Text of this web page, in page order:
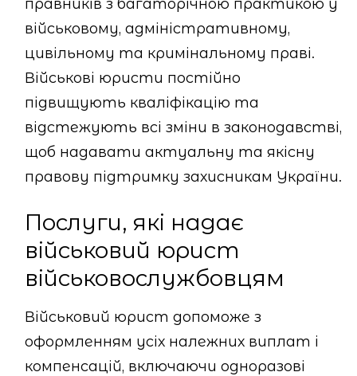
правників з багаторічною практикою у
військовому, адміністративному,
цивільному та кримінальному праві.
Військові юристи постійно
підвищують кваліфікацію та
відстежують всі зміни в законодавстві,
щоб надавати актуальну та якісну
правову підтримку захисникам України.
Послуги, які надає
військовий юрист
військовослужбовцям
Військовий юрист допоможе з
оформленням усіх належних виплат і
компенсацій, включаючи одноразові